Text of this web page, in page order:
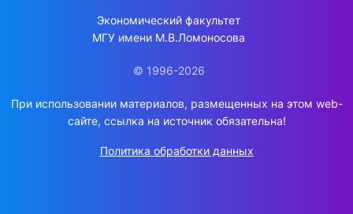
Экономический факультет
МГУ имени М.В.Ломоносова
© 1996-2026
При использовании материалов, размещенных на этом web-
сайте, ссылка на источник обязательна!
Политика обработки данных